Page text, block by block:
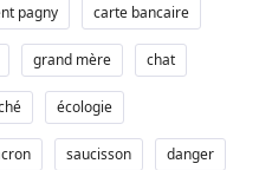
pagny carte bancaire
grand mère chat
écologie
saucisson danger